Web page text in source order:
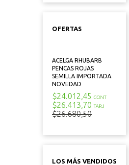
OFERTAS
ACELGA RHUBARB
PENCAS ROJAS
SEMILLA IMPORTADA
NOVEDAD
$24.012,45 CONT
$26.413,70 TARJ
$26.680,50
LOS MÁS VENDIDOS